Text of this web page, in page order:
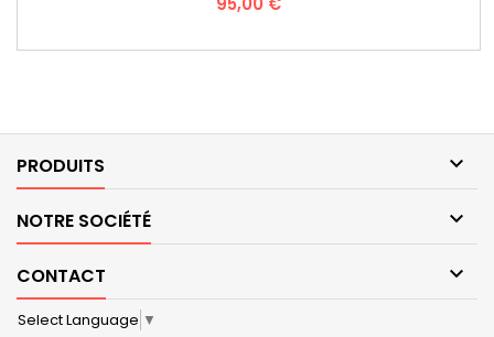
PRODUITS 
NOTRE SOCIÉTÉ 
CONTACT 
Select Language ▼